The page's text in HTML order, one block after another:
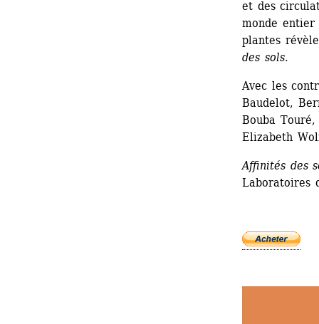
et des
monde entier
plantes
des sols.
Avec les
Baudelot,
Bouba
Elizabeth
Affinités des
Laboratoires